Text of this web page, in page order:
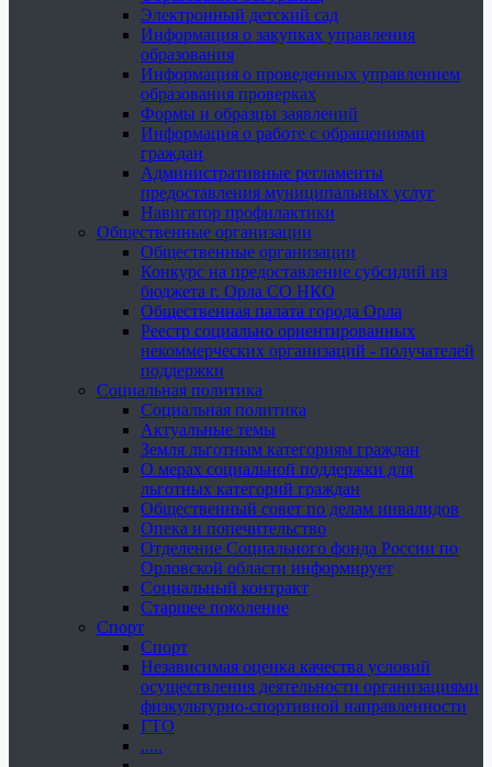
Электронный детский сад
Информация о закупках управления
образования
Информация о проведенных управлением
образования проверках
Формы и образцы заявлений
Информация о работе с обращениями
граждан
Административные регламенты
предоставления муниципальных услуг
Навигатор профилактики
Общественные организации
Общественные организации
Конкурс на предоставление субсидий из
бюджета г. Орла СО НКО
Общественная палата города Орла
Реестр социально ориентированных
некоммерческих организаций - получателей
поддержки
Социальная политика
Социальная политика
Актуальные темы
Земля льготным категориям граждан
О мерах социальной поддержки для
льготных категорий граждан
Общественный совет по делам инвалидов
Опека и попечительство
Отделение Социального фонда России по
Орловской области информирует
Социальный контракт
Старшее поколение
Спорт
Спорт
Независимая оценка качества условий
осуществления деятельности организациями
физкультурно-спортивной направленности
ГТО
.....